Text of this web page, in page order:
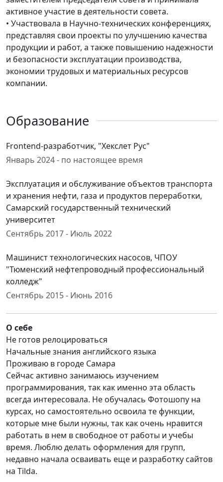
активное участие в деятельности совета.
• Участвовала в Научно-технических конференциях,
представляя свои проекты по улучшению качества
продукции и работ, а также повышению надежности
и безопасности эксплуатации производства,
экономии трудовых и материальных ресурсов
компании.
Образование
Frontend-разработчик, "Хекслет Рус"
Январь 2024 - по настоящее время
Эксплуатация и обслуживание объектов транспорта
и хранения нефти, газа и продуктов переработки,
Самарский государственный технический
университет
Сентябрь 2017 - Июль 2022
Машинист технологических насосов, ЧПОУ
"Тюменский нефтепроводный профессиональный
колледж"
Сентябрь 2015 - Июнь 2016
О себе
Не готов релоцироваться
Начальные знания английского языка
Проживаю в городе Самара
Сейчас активно занимаюсь изучением
программирования, так как именно эта область
всегда интересовала. Не обучалась Фотошопу на
курсах, но самостоятельно освоила те функции,
которые мне были нужны, так как очень нравится
работать в нем в свободное от работы и учебы
время. Люблю делать оформления для групп,
недавно начала осваивать еще и разработку сайтов
на Tilda.